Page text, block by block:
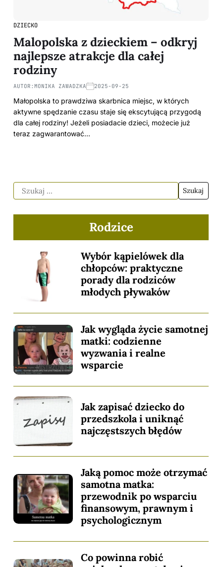
DZIECKO
Malopolska z dzieckiem – odkryj
najlepsze atrakcje dla całej
rodziny
AUTOR: MONIKA ZAWADZKA 2025-09-25
Małopolska to prawdziwa skarbnica miejsc, w których
aktywne spędzanie czasu staje się ekscytującą przygodą
dla całej rodziny! Jeżeli posiadacie dzieci, możecie już
teraz zagwarantować…
Rodzice
Wybór kąpielówek dla
chłopców: praktyczne
porady dla rodziców
młodych pływaków
Jak wygląda życie samotnej
matki: codzienne
wyzwania i realne
wsparcie
Jak zapisać dziecko do
przedszkola i uniknąć
najczęstszych błędów
Jaką pomoc może otrzymać
samotna matka:
przewodnik po wsparciu
finansowym, prawnym i
psychologicznym
Co powinna robić